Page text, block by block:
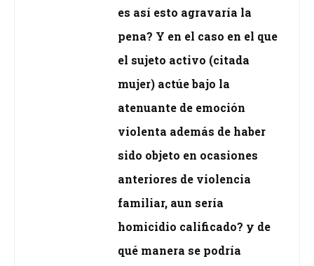
es así esto agravaría la
pena? Y en el caso en el que
el sujeto activo (citada
mujer) actúe bajo la
atenuante de emoción
violenta además de haber
sido objeto en ocasiones
anteriores de violencia
familiar, aun sería
homicidio calificado? y de
qué manera se podría